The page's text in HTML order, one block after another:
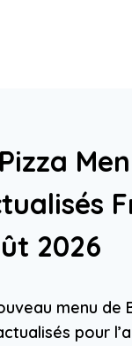
2026
menu de
pour